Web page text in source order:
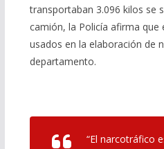
transportaban 3.096 kilos se
camión, la Policía afirma que
usados en la elaboración de
departamento.
“El narcotráfico